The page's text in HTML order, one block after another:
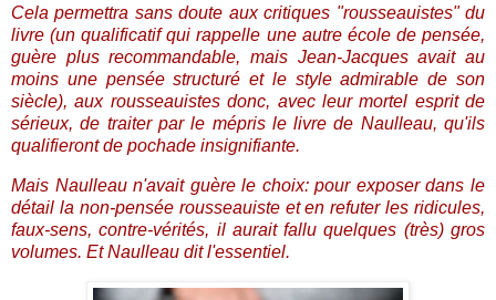
Cela permettra sans doute aux critiques "rousseauistes" du
livre (un qualificatif qui rappelle une autre école de pensée,
guère plus recommandable, mais Jean-Jacques avait au
moins une pensée structuré et le style admirable de son
siècle), aux rousseauistes donc, avec leur mortel esprit de
sérieux, de traiter par le mépris le livre de Naulleau, qu'ils
qualifieront de pochade insignifiante.
Mais Naulleau n'avait guère le choix: pour exposer dans le
détail la non-pensée rousseauiste et en refuter les ridicules,
faux-sens, contre-vérités, il aurait fallu quelques (très) gros
volumes. Et Naulleau dit l'essentiel.